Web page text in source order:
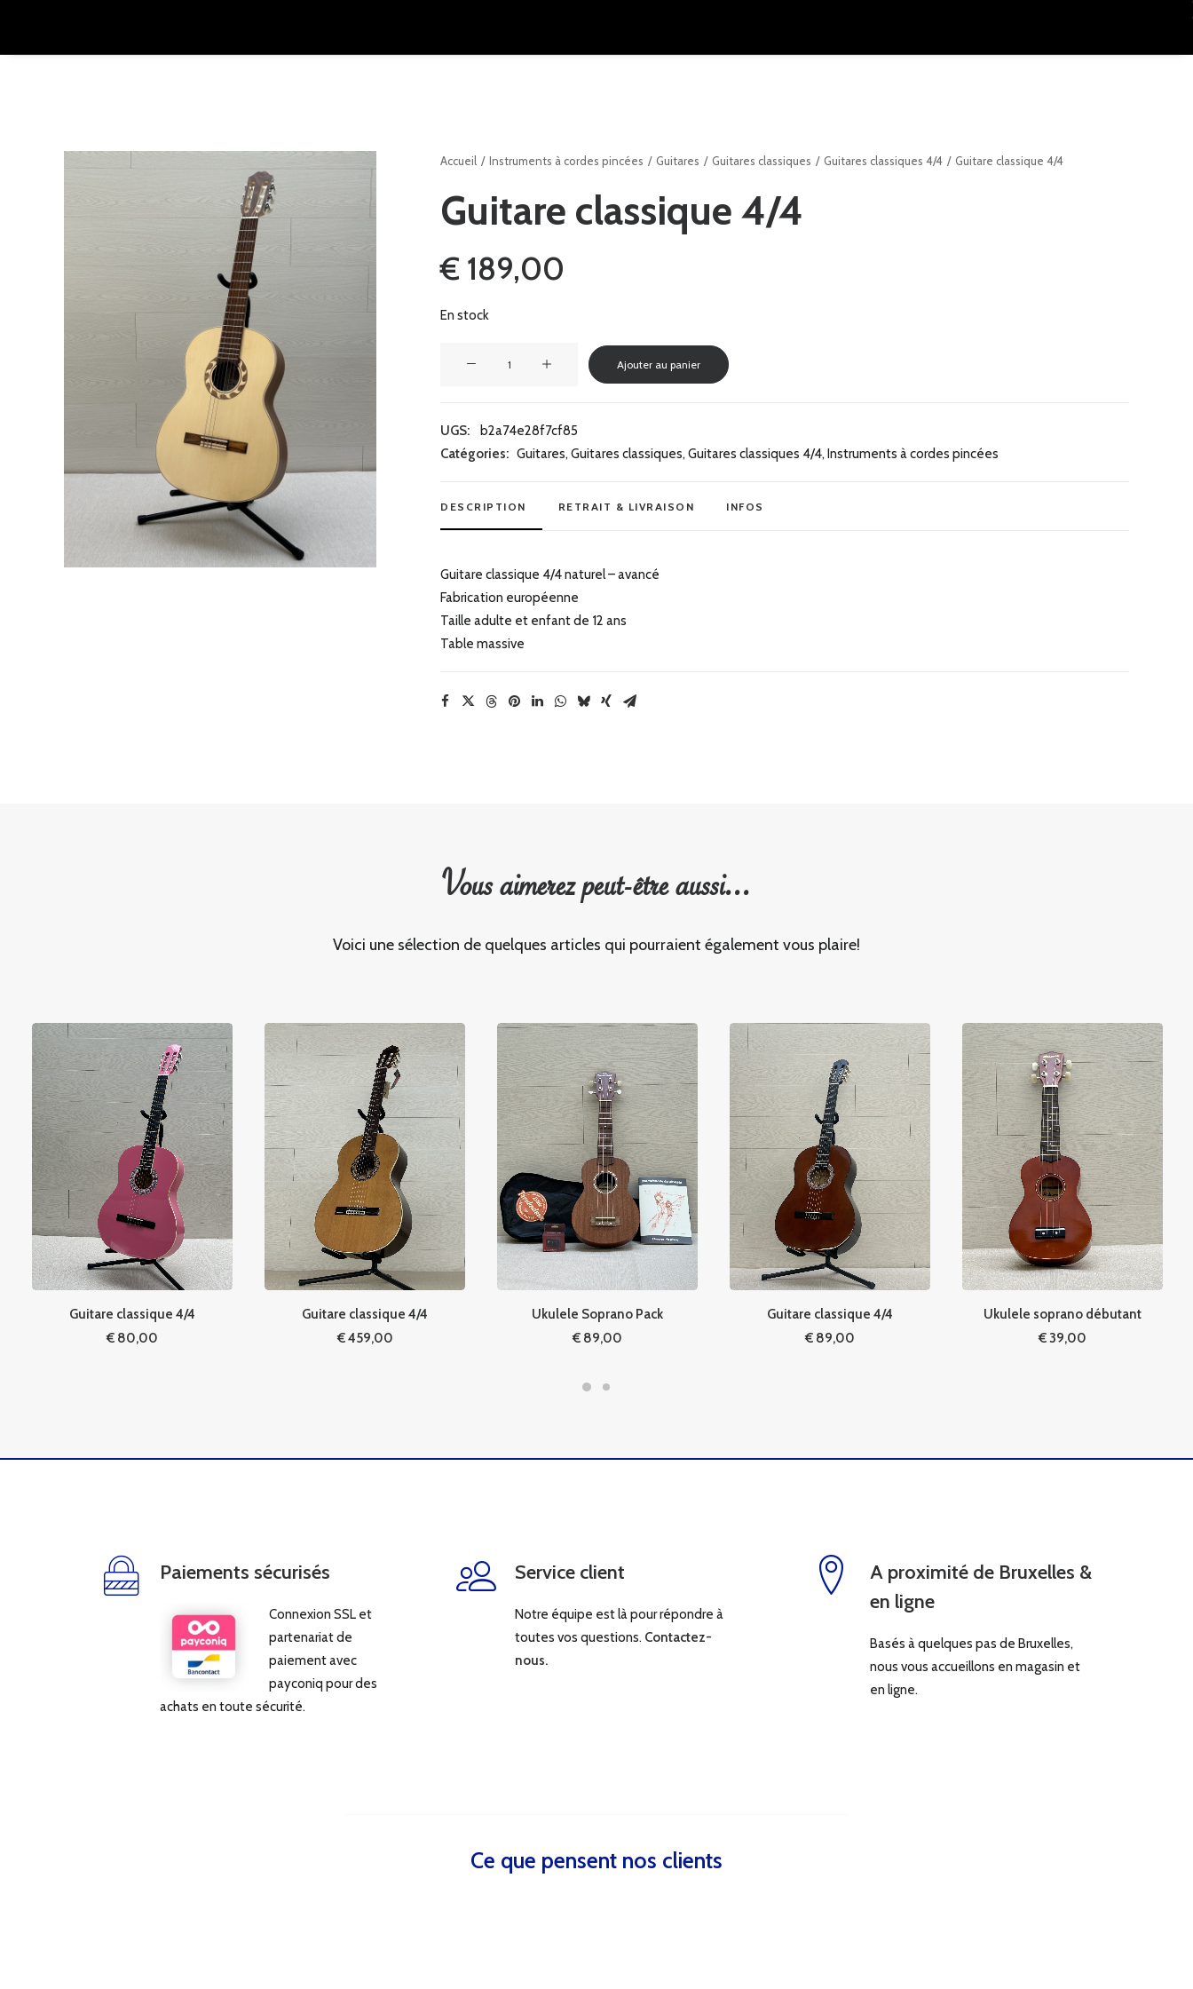
Accueil Instruments à cordes pincées Guitares Guitares classiques Guitares classiques 4/4 Guitare classique 4/4
Guitare classique 4/4
€ 189,00
En stock
classique
4/4
Ajouter au panier
UGS:
b2a74e28f7cf85
Catégories: Guitares, Guitares classiques, Guitares classiques 4/4, Instruments à cordes pincées
DESCRIPTION RETRAIT & LIVRAISON INFOS
Guitare classique 4/4 naturel – avancé
Fabrication européenne
Taille adulte et enfant de 12 ans
Table massive
Vous aimerez peut-être aussi...
Voici une sélection de quelques articles qui pourraient également vous plaire!
Guitare classique 4/4
€ 80,00
Guitare classique 4/4
€459,00
Ukulele Soprano Pack
€ 89,00
Guitare classique 4/4
€ 89,00
Ukulele soprano débutant
€39,00
Paiements sécurisés
Connexion SSL et
partenariat de
paiement avec
payconiq pour des
achats en toute sécurité.
Service client
Notre équipe est là pour répondre à
toutes vos questions. Contactez-
nous.
A proximité de Bruxelles &
en ligne
Basés à quelques pas de Bruxelles,
nous vous accueillons en magasin et
en ligne.
Ce que pensent nos clients